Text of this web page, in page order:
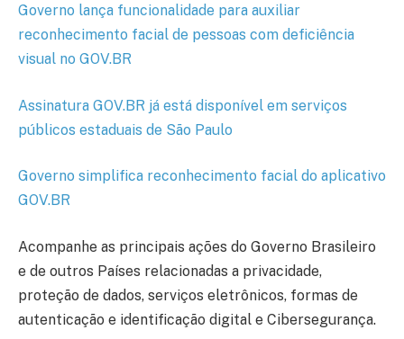
Governo lança funcionalidade para auxiliar
reconhecimento facial de pessoas com deficiência
visual no GOV.BR
Assinatura GOV.BR já está disponível em serviços
públicos estaduais de São Paulo
Governo simplifica reconhecimento facial do aplicativo
GOV.BR
Acompanhe as principais ações do Governo Brasileiro
e de outros Países relacionadas a privacidade,
proteção de dados, serviços eletrônicos, formas de
autenticação e identificação digital e Cibersegurança.